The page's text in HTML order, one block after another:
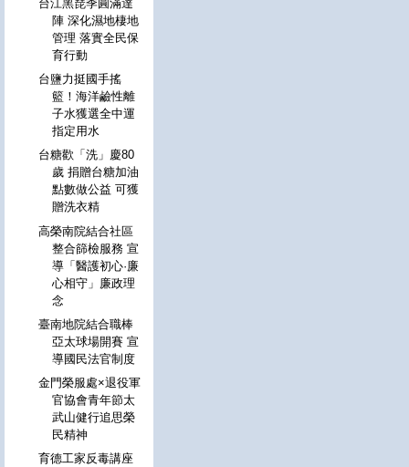
台江黑琵季圓滿達
陣 深化濕地棲地
管理 落實全民保
育行動
台鹽力挺國手搖
籃！海洋鹼性離
子水獲選全中運
指定用水
台糖歡「洗」慶80
歲 捐贈台糖加油
點數做公益 可獲
贈洗衣精
高榮南院結合社區
整合篩檢服務 宣
導「醫護初心·廉
心相守」廉政理
念
臺南地院結合職棒
亞太球場開賽 宣
導國民法官制度
金門榮服處×退役軍
官協會青年節太
武山健行追思榮
民精神
育德工家反毒講座